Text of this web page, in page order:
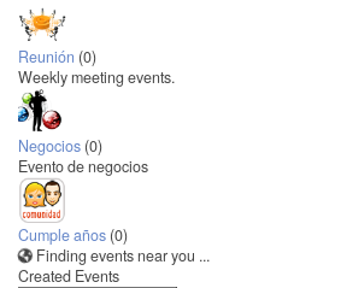
Reunión (0)
Weekly meeting events.
Negocios (0)
Evento de negocios
Cumple años (0)
Finding events near you ...
Created Events